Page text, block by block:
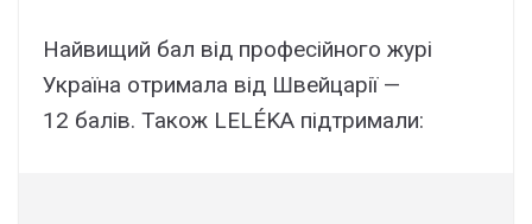
Найвищий бал від професійного журі
Україна отримала від Швейцарії —
12 балів. Також LELÉKA підтримали: